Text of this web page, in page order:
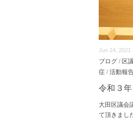
Jun 24, 2021
ブログ/ 区
症/ 活動報
令和３
大田区議会
て頂きまし